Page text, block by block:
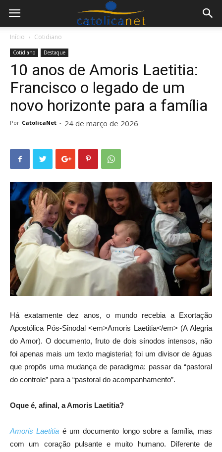
Início Cotidiano
Cotidiano Destaque
10 anos de Amoris Laetitia:
Francisco o legado de um
novo horizonte para a família
Por CatolicaNet - 24 de março de 2026
Há exatamente dez anos, o mundo recebia a Exortação
Apostólica Pós-Sinodal <em>Amoris Laetitia</em> (A Alegria
do Amor). O documento, fruto de dois sínodos intensos, não
foi apenas mais um texto magisterial; foi um divisor de águas
que propôs uma mudança de paradigma: passar da “pastoral
do controle” para a “pastoral do acompanhamento”.
Oque é, afinal, a Amoris Laetitia?
Amoris Laetitia é um documento longo sobre a família, mas
com um coração pulsante e muito humano. Diferente de